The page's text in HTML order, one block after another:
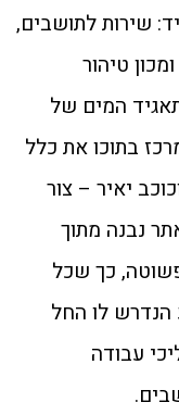
שירות לתושבים,
טיהור
המים של
בתוכו את כלל
יאיר – צור
נבנה מתוך
כך שכל
הנדרש לו החל
עבודה